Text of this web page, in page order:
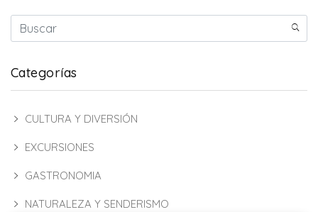
Categorías
CULTURA Y DIVERSIÓN
EXCURSIONES
GASTRONOMIA
NATURALEZA Y SENDERISMO